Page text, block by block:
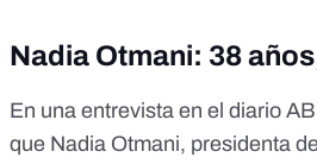
Nadia Otmani: 38
En una entrevista en el diario
que Nadia Otmani, presidenta